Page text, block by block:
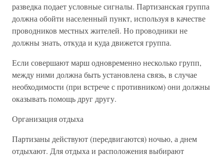
разведка подает условные сигналы. Партизанская группа
должна обойти населенный пункт, используя в качестве
проводников местных жителей. Но проводники не
должны знать, откуда и куда движется группа.
Если совершают марш одновременно несколько групп,
между ними должна быть установлена связь, в случае
необходимости (при встрече с противником) они должны
оказывать помощь друг другу.
Организация отдыха
Партизаны действуют (передвигаются) ночью, а днем
отдыхают. Для отдыха и расположения выбирают